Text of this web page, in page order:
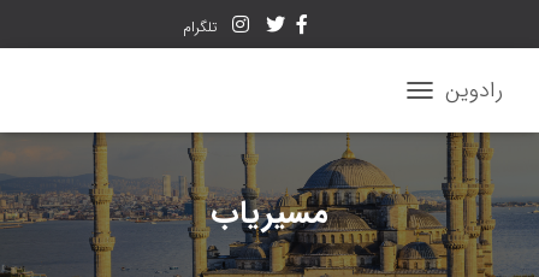
تلگرام
رادوین
ناوبری
مسیریاب